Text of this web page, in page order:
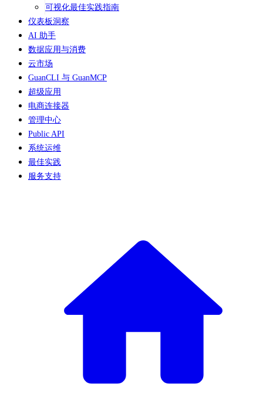
可视化最佳实践指南
仪表板洞察
AI 助手
数据应用与消费
云市场
GuanCLI 与 GuanMCP
超级应用
电商连接器
管理中心
Public API
系统运维
最佳实践
服务支持